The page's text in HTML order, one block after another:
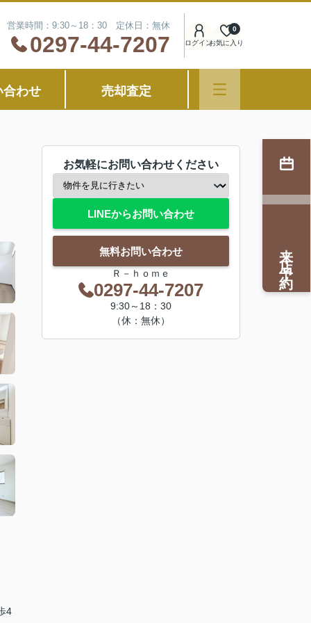
営業時間：9:30～18：30 定休日：無休
0297-44-7207 ログインお気に入り
0
合わせ 売却査定
4
お気軽にお問い合わせください
LINEからお問い合わせ
無料お問い合わせ
Ｒ－ｈｏｍｅ
0297-44-7207
9:30～18：30
（休：無休）
来店予約